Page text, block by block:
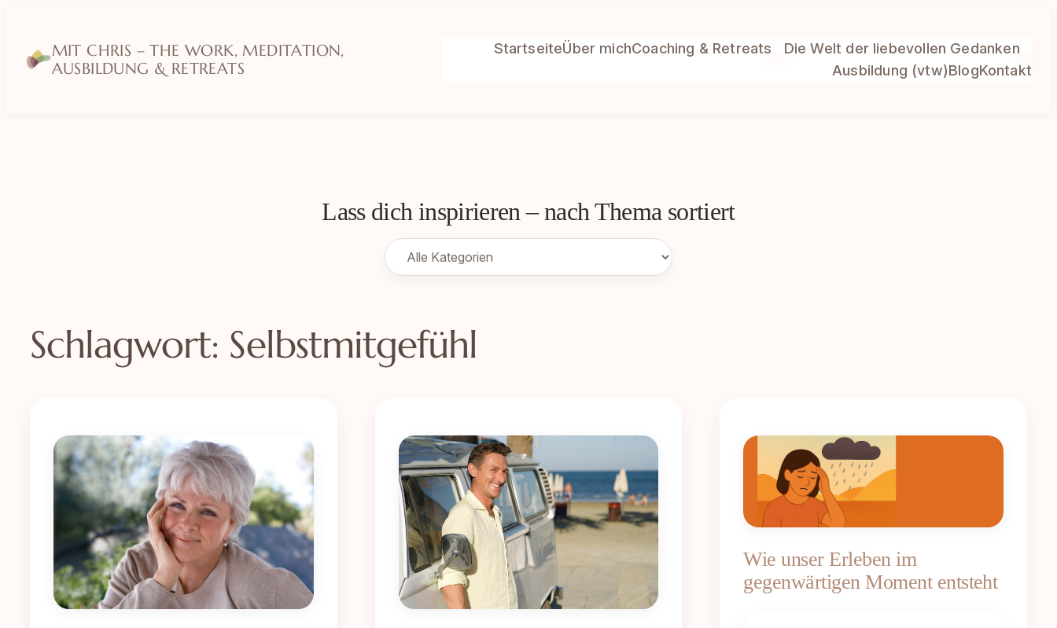
MIT CHRIS – THE WORK, MEDITATION,
AUSBILDUNG & RETREATS
StartseiteÜber michCoaching & Retreats
Die Welt der liebevollen Gedanken
Ausbildung (vtw)BlogKontakt
Lass dich inspirieren – nach Thema sortiert
Schlagwort: Selbstmitgefühl
Wie unser Erleben im
gegenwärtigen Moment entsteht